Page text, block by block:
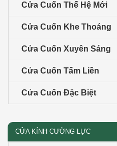
Cửa Cuốn Thế Hệ Mới
Cửa Cuốn Khe Thoáng
Cửa Cuốn Xuyên Sáng
Cửa Cuốn Tấm Liền
Cửa Cuốn Đặc Biệt
CỬA KÍNH CƯỜNG LỰC